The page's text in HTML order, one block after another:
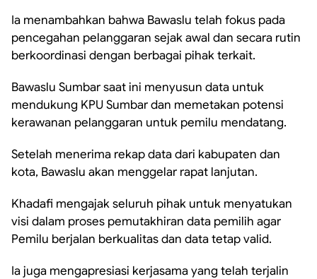
Ia menambahkan bahwa Bawaslu telah fokus pada
pencegahan pelanggaran sejak awal dan secara rutin
berkoordinasi dengan berbagai pihak terkait.
Bawaslu Sumbar saat ini menyusun data untuk
mendukung KPU Sumbar dan memetakan potensi
kerawanan pelanggaran untuk pemilu mendatang.
Setelah menerima rekap data dari kabupaten dan
kota, Bawaslu akan menggelar rapat lanjutan.
Khadafi mengajak seluruh pihak untuk menyatukan
visi dalam proses pemutakhiran data pemilih agar
Pemilu berjalan berkualitas dan data tetap valid.
Ia juga mengapresiasi kerjasama yang telah terjalin